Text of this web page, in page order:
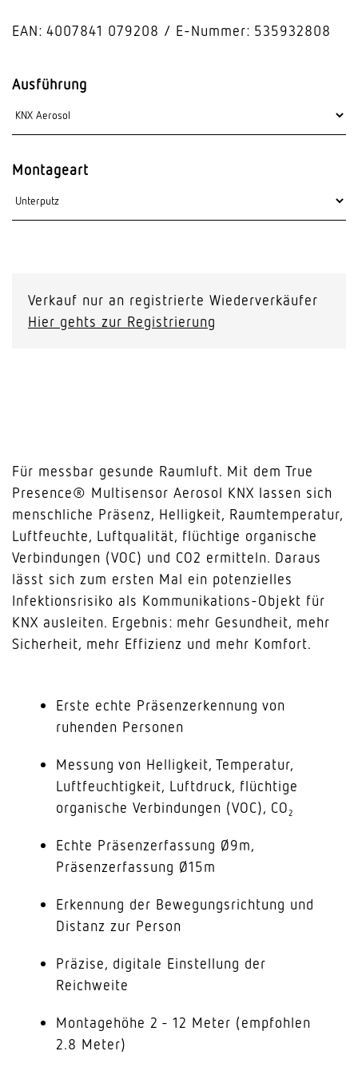
EAN: 4007841 079208 E-Nummer: 535932808
Ausführung
Montageart
Verkauf nur an registrierte Wiederverkäufer
Hier gehts zur Registrierung
Für messbar gesunde Raumluft. Mit dem True
Presence® Multisensor Aerosol KNX lassen sich
menschliche Präsenz, Helligkeit, Raumtemperatur,
Luftfeuchte, Luftqualität, flüchtige organische
Verbindungen (VOC) und CO2 ermitteln. Daraus
lässt sich zum ersten Mal ein potenzielles
Infektionsrisiko als Kommunikations-Objekt für
KNX ausleiten. Ergebnis: mehr Gesundheit, mehr
Sicherheit, mehr Effizienz und mehr Komfort.
Erste echte Präsenzerkennung von
ruhenden Personen
Messung von Helligkeit, Temperatur,
Luftfeuchtigkeit, Luftdruck, flüchtige
organische Verbindungen (VOC), CO₂
Echte Präsenzerfassung Ø9m,
Präsenzerfassung Ø15m
Erkennung der Bewegungsrichtung und
Distanz zur Person
Präzise, digitale Einstellung der
Reichweite
Montagehöhe 2 - 12 Meter (empfohlen
2.8 Meter)